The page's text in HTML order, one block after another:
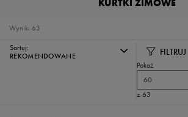
KURTKI ZIMOWE
63
Wyniki
Sortuj:
REKOMENDOWANE
FILTRUJ
Pokaż
60
z 63